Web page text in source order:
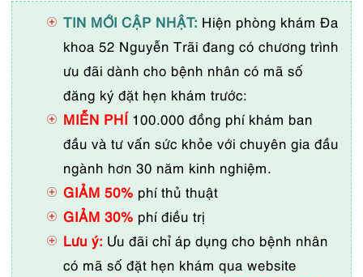
TIN MỚI CẬP NHẬT: Hiện phòng khám Đa
khoa 52 Nguyễn Trãi đang có chương trình
ưu đãi dành cho bệnh nhân có mã số
đăng ký đặt hẹn khám trước:
MIỄN PHÍ100.000 đồng phí khám ban
đầu và tư vấn sức khỏe với chuyên gia đầu
ngành hơn 30 năm kinh nghiệm.
GIẢM 50% phí thủ thuật
GIẢM 30% phí điều trị
Lưu ý: Ưu đãi chỉ áp dụng cho bệnh nhân
có mã số đặt hẹn khám qua website